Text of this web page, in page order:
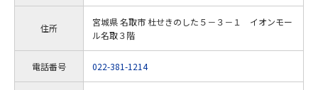
住所
宮城県 名取市 杜せきのした５－３－１ イオンモー
ル名取３階
電話番号 022-381-1214